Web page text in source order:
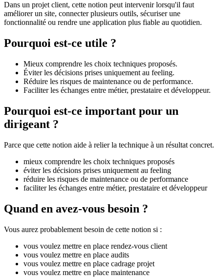
Dans un projet client, cette notion peut intervenir lorsqu'il faut
améliorer un site, connecter plusieurs outils, sécuriser une
fonctionnalité ou rendre une application plus fiable au quotidien.
Pourquoi est-ce utile ?
Mieux comprendre les choix techniques proposés.
Éviter les décisions prises uniquement au feeling.
Réduire les risques de maintenance ou de performance.
Faciliter les échanges entre métier, prestataire et développeur.
Pourquoi est-ce important pour un
dirigeant ?
Parce que cette notion aide à relier la technique à un résultat concret.
mieux comprendre les choix techniques proposés
éviter les décisions prises uniquement au feeling
réduire les risques de maintenance ou de performance
faciliter les échanges entre métier, prestataire et développeur
Quand en avez-vous besoin ?
Vous aurez probablement besoin de cette notion si :
vous voulez mettre en place rendez-vous client
vous voulez mettre en place audits
vous voulez mettre en place cadrage projet
vous voulez mettre en place maintenance